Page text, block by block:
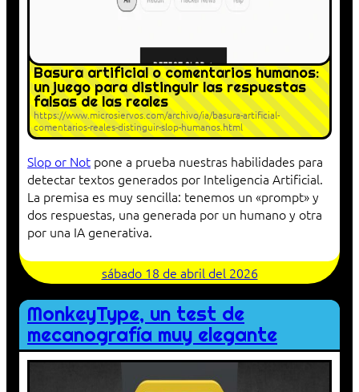
Basura artificial o comentarios humanos:
un juego para distinguir las respuestas
falsas de las reales
https://www.microsiervos.com/archivo/ia/basura-artificial-
comentarios-reales-distinguir-slop-humanos.html
Slop or Not pone a prueba nuestras habilidades para
detectar textos generados por Inteligencia Artificial.
La premisa es muy sencilla: tenemos un «prompt» y
dos respuestas, una generada por un humano y otra
por una IA generativa.
sábado 18 de abril del 2026
MonkeyType, un test de
mecanografía muy elegante